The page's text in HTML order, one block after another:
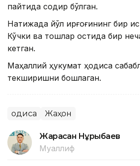
пайтида содир бўлган.
Натижада йўл қирғоғининг бир
Кўчки ва тошлар остида бир
кетган.
Маҳаллий ҳукумат ҳодиса
текширишни бошлаган.
Ҳодиса Жаҳон
Жарасқан Нұрыбаев
Муаллиф